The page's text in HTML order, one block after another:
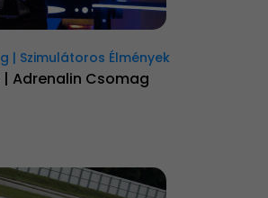
| Szimulátoros Élmények
Adrenalin Csomag